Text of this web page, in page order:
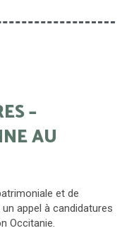
–
AU
et de
appel à candidatures
Occitanie.